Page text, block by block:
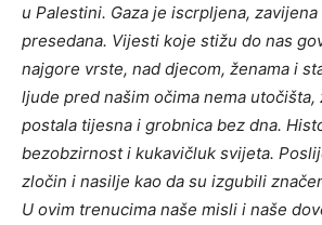
u Palestini. Gaza je iscrpljena,
presedana. Vijesti koje stižu do nas
najgore vrste, nad djecom, ženama i
ljude pred našim očima nema utočišta,
postala tijesna i grobnica bez dna.
bezobzirnost i kukavičluk svijeta.
zločin i nasilje kao da su izgubili
U ovim trenucima naše misli i naše